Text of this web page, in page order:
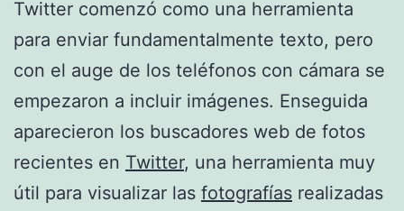
Twitter comenzó como una herramienta
para enviar fundamentalmente texto, pero
con el auge de los teléfonos con cámara se
empezaron a incluir imágenes. Enseguida
aparecieron los buscadores web de fotos
recientes en Twitter, una herramienta muy
útil para visualizar las fotografías realizadas